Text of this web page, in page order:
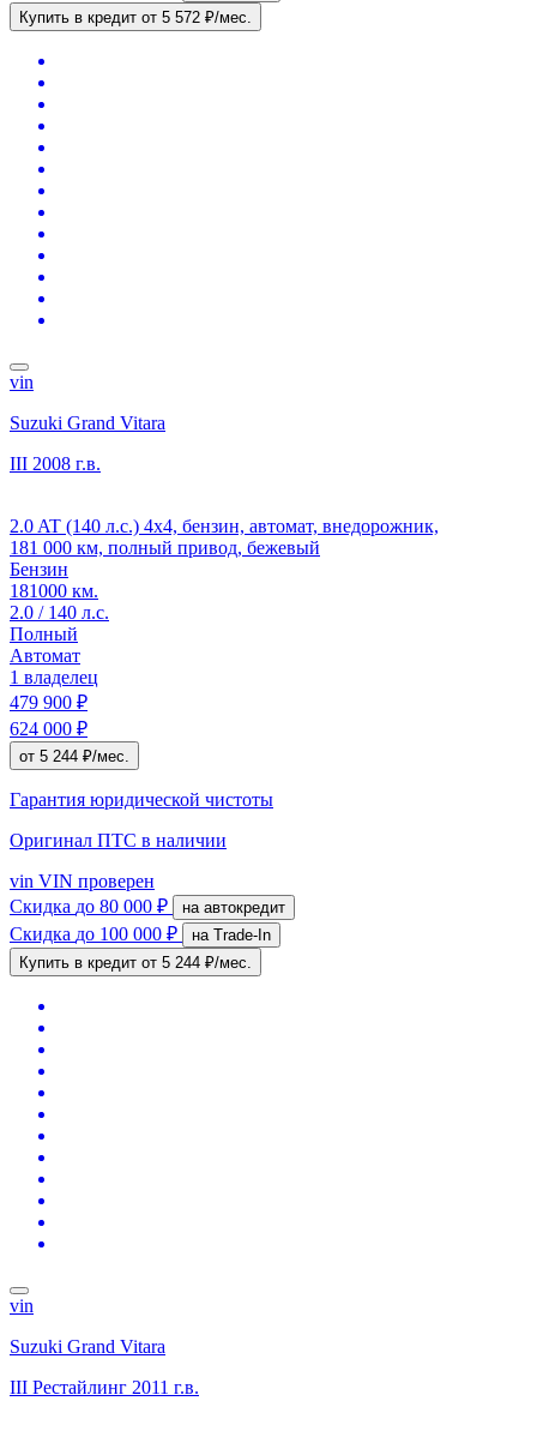
Купить в кредит от 5 572 ₽/мес.
vin
Suzuki Grand Vitara
III 2008 г.в.
2.0 AT (140 л.с.) 4x4, бензин, автомат, внедорожник,
181 000 км, полный привод, бежевый
Бензин
181000 км.
2.0 / 140 л.с.
Полный
Автомат
1 владелец
479 900 ₽
624 000 ₽
от 5 244 ₽/мес.
Гарантия юридической чистоты
Оригинал ПТС в наличии
vin VIN проверен
Скидка до 80 000 ₽ на автокредит
Скидка до 100 000 ₽
на Trade-In
Купить в кредит от 5 244 ₽/мес.
vin
Suzuki Grand Vitara
III Рестайлинг 2011 г.в.